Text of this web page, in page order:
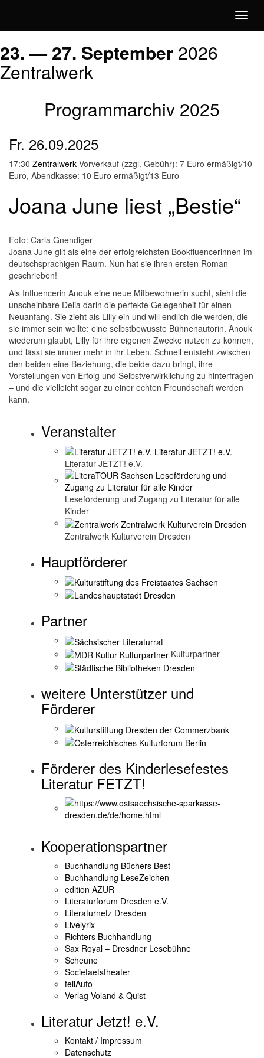
Literatur
Jetzt!
23. — 27. September 2026
Zentralwerk
Programmarchiv 2025
Fr. 26.09.2025
17:30 Zentralwerk Vorverkauf (zzgl. Gebühr): 7 Euro ermäßigt/10
Euro, Abendkasse: 10 Euro ermäßigt/13 Euro
Joana June liest „Bestie“
Foto: Carla Gnendiger
Joana June gilt als eine der erfolgreichsten Bookfluencerinnen im
deutschsprachigen Raum. Nun hat sie ihren ersten Roman
geschrieben!
Als Influencerin Anouk eine neue Mitbewohnerin sucht, sieht die
unscheinbare Delia darin die perfekte Gelegenheit für einen
Neuanfang. Sie zieht als Lilly ein und will endlich die werden, die
sie immer sein wollte: eine selbstbewusste Bühnenautorin. Anouk
wiederum glaubt, Lilly für ihre eigenen Zwecke nutzen zu können,
und lässt sie immer mehr in ihr Leben. Schnell entsteht zwischen
den beiden eine Beziehung, die beide dazu bringt, ihre
Vorstellungen von Erfolg und Selbstverwirklichung zu hinterfragen
– und die vielleicht sogar zu einer echten Freundschaft werden
kann.
Veranstalter
Literatur JETZT! e.V.
Leseförderung und Zugang zu Literatur für alle
Kinder
Zentralwerk Kulturverein Dresden
Hauptförderer
Partner
Kulturpartner
weitere Unterstützer und
Förderer
Förderer des Kinderlesefestes
Literatur FETZT!
Kooperationspartner
Buchhandlung Büchers Best
Buchhandlung LeseZeichen
edition AZUR
Literaturforum Dresden e.V.
Literaturnetz Dresden
Livelyrix
Richters Buchhandlung
Sax Royal – Dresdner Lesebühne
Scheune
Societaetstheater
teilAuto
Verlag Voland & Quist
Literatur Jetzt! e.V.
Kontakt / Impressum
Datenschutz